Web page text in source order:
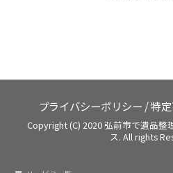
プライバシーポリシー /特
Copyright (C) 2020弘前市で遺品整
ス. All rights